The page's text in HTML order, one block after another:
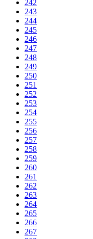
242
243
244
245
246
247
248
249
250
251
252
253
254
255
256
257
258
259
260
261
262
263
264
265
266
267